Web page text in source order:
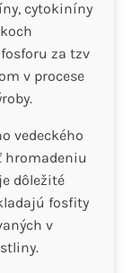
cytokiníny
za tzv
v procese
vedeckého
hromadeniu
dôležité
fosfity
v